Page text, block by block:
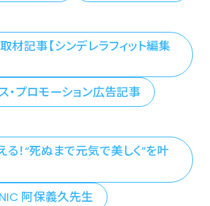
材記事【シンデレラフィット編集
・プロモーション広告記事
！“死ぬまで元気で美しく”を叶
阿保義久先生